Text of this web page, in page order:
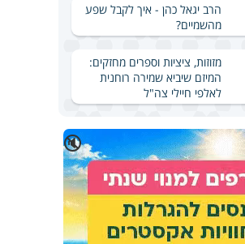
הרב יגאל כהן - איך לקבל שפע
מהשמיים?
מזוזות, ציציות וספרים מחזקים:
המיזם שיביא שמירה רוחנית
לאלפי חיילי צה"ל
🔇